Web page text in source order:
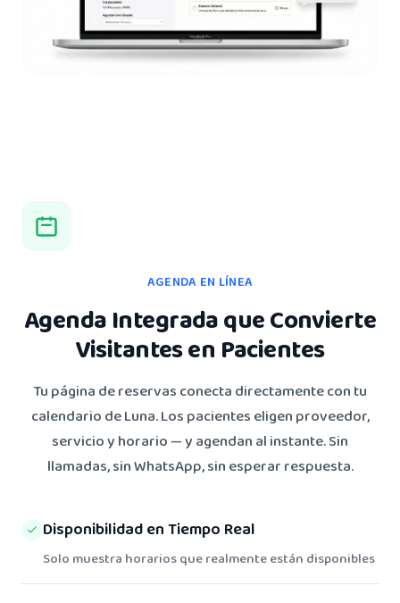
AGENDA EN LÍNEA
Agenda Integrada que Convierte
Visitantes en Pacientes
Tu página de reservas conecta directamente con tu
calendario de Luna. Los pacientes eligen proveedor,
servicio y horario — y agendan al instante. Sin
llamadas, sin WhatsApp, sin esperar respuesta.
Disponibilidad en Tiempo Real
Solo muestra horarios que realmente están disponibles